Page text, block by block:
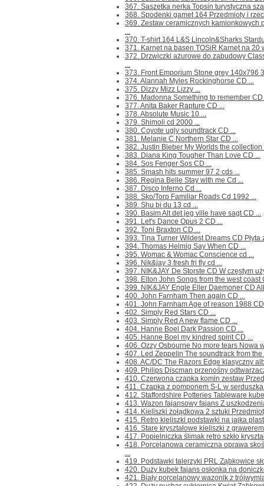
367. Saszetka nerka Topsin turystyczna
368. Spodenki gamet 164 Przedmioty i
369. Zestaw ceramicznych kamionkowych
...
370. T-shirt 164 L&S Lincoln&Sharks
371. Karnet na basen TOSiR Karnet na 20
372. Drzwiczki ażurowe do zabudowy
...
373. Front Emporium Stone grey 140x796
374. Alannah Myles Rockinghorse CD ...
375. Dizzy Mizz Lizzy ...
376. Madonna Something to remember CD
377. Anita Baker Rapture CD ...
378. Absolute Music 10 ...
379. Shimoli cd 2000 ...
380. Coyote ugly soundtrack CD ...
381. Melanie C Northern Star CD ...
382. Justin Bieber My Worlds the collection
383. Diana King Tougher Than Love CD ...
384. Sos Fenger Sos CD ...
385. Smash hits summer 97 2 cds ...
386. Regina Belle Stay with me Cd ...
387. Disco Inferno Cd ...
388. Sko/Torp Familiar Roads Cd 1992 ...
389. Shu bi du 13 cd ...
390. Basim Alt det jeg ville have sagt CD ...
391. Let's Dance Opus 2 CD ...
392. Toni Braxton CD ...
393. Tina Turner Wildest Dreams CD Płyta
394. Thomas Helmig Say When CD ...
395. Womac & Womac Conscience cd ...
396. Nik&jay 3 fresh fri fly cd ...
397. NIK&JAY De Storste CD W częstym
398. Elton John Songs from the west coast
399. NIK&JAY Engle Eller Daemoner CD
400. John Farnham Then again CD ...
401. John Farnham Age of reason 1988
402. Simply Red Stars CD ...
403. Simply Red A new flame CD ...
404. Hanne Boel Dark Passion CD ...
405. Hanne Boel my kindred spirit CD ...
406. Ozzy Osbourne No more tears Nowa
407. Led Zeppelin The soundtrack from
408. AC/DC The Razors Edge klasyczny
409. Philips Discman przenośny
410. Czerwona czapka komin zestaw
411. Czapka z pomponem S-L w
412. Staffordshire Potteries Tableware
413. Wazon fajansowy fajans Z
414. Kieliszki żołądkowa 2 sztuki
415. Retro kieliszki podstawki na jajka
416. Stare kryształowe kieliszki z
417. Popielniczka ślimak retro szkło
418. Porcelanowa ceramiczna oprawa
...
419. Podstawki talerzyki PRL Ząbkowice
420. Duży kubek fajans osłonka na
421. Biały porcelanowy wazonik z